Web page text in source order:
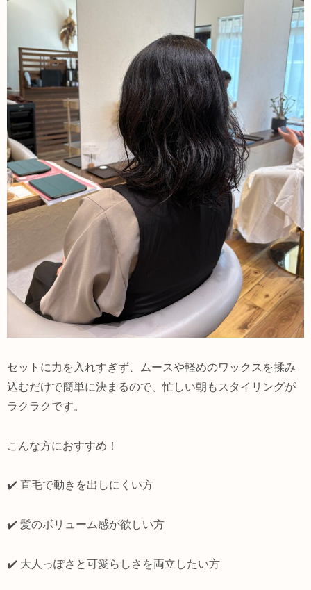
セットに力を入れすぎず、ムースや軽めのワックスを揉み
込むだけで簡単に決まるので、忙しい朝もスタイリングが
ラクラクです。
こんな方におすすめ！
✔️ 直毛で動きを出しにくい方
✔️ 髪のボリューム感が欲しい方
✔️ 大人っぽさと可愛らしさを両立したい方